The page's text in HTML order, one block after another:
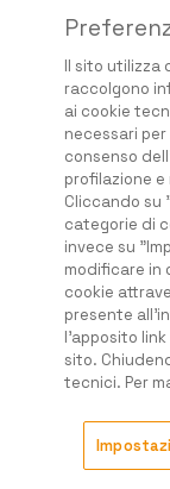
Il sito utilizza
raccolgono
ai cookie
necessari
consenso
profilazione
Cliccando su
categorie di
invece su
modificare in
cookie
presente
l'apposito
sito.
tecnici. Per